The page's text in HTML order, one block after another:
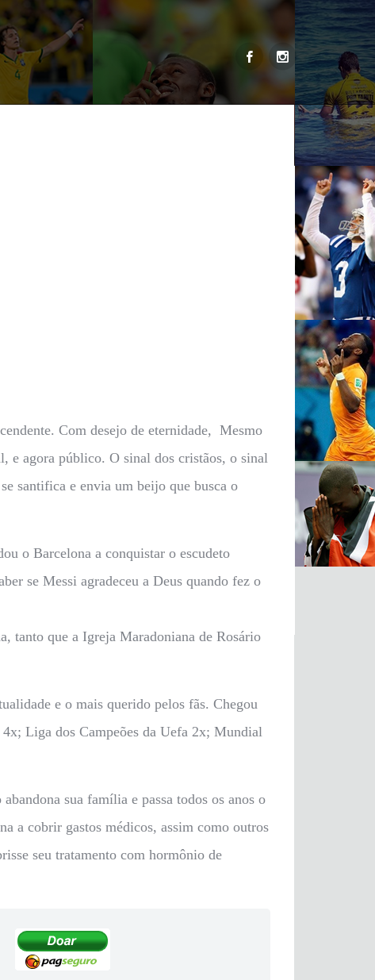
Com desejo de eternidade, Mesmo
e agora público. O sinal dos cristãos, o sinal
santifica e envia um beijo que busca o
o Barcelona a conquistar o escudeto
se Messi agradeceu a Deus quando fez o
tanto que a Igreja Maradoniana de Rosário
e o mais querido pelos fãs. Chegou
Liga dos Campeões da Uefa 2x; Mundial
sua família e passa todos os anos o
a cobrir gastos médicos, assim como outros
seu tratamento com hormônio de